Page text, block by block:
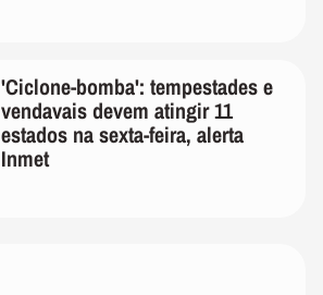
'Ciclone-bomba': tempestades e
vendavais devem atingir 11
estados na sexta-feira, alerta
Inmet